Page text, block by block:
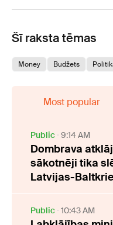
Šī raksta tēmas
Money Budžets
Most popular
Public 9:14 AM
Dombrava
sākotnēji tika
Latvijas-
Public 10:43 AM